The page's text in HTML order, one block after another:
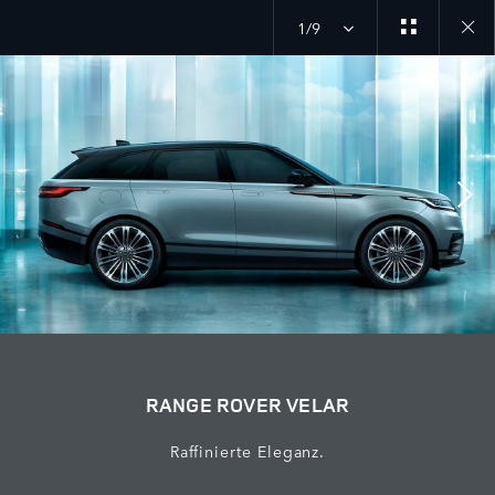
1/9
gallery
RANGE ROVER VELAR
Raffinierte Eleganz.